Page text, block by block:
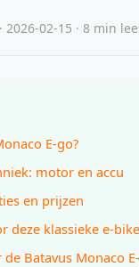
02-15 · 8 min
E-go?
motor en accu
en prijzen
deze klassieke e-
Batavus Monaco